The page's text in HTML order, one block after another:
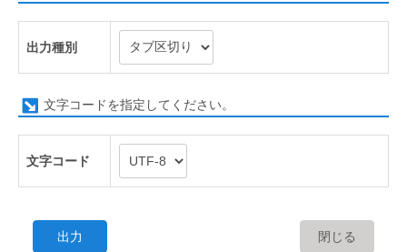
出力種別
文字コードを指定してください。
文字コード